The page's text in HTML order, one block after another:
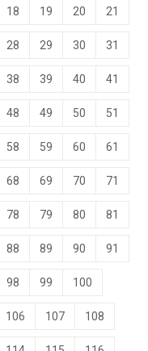
18 19 20 21
28 29 30 31
38 39 40 41
48 49 50 51
58 59 60 61
68 69 70 71
78 79 80 81
88 89 90 91
98 99 100
106 107 108